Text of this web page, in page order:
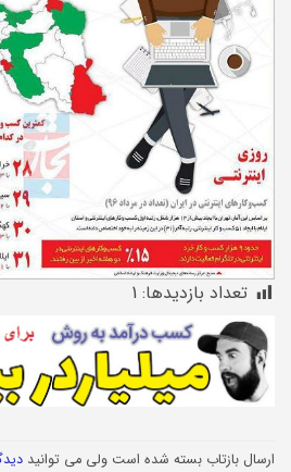
تعداد بازدیدها: 1
ارسال بازتاب بسته شده است ولی می توانید